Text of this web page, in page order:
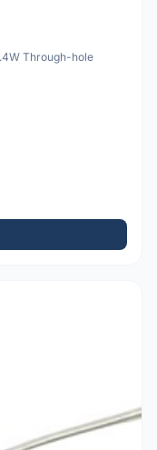
Through-hole